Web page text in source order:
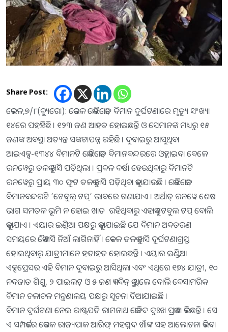
Share Post:
କେରଳ,୭/୮(ବ୍ୟୁରୋ): କେରଳ କୋଝିକୋଡ଼ ବିମାନ ଦୁର୍ଘଟଣାରେ ମୃତ୍ୟୁ ସଂଖ୍ୟା
୧୪ରେ ପହଞ୍ଚିଛି । ୧୨୩ ଜଣ ଆହତ ହୋଇଛନ୍ତି ଓ ସେମାନଙ୍କ ମଧ୍ୟରୁ ୧୫
ଜଣଙ୍କ ଅବସ୍ଥା ଅତ୍ୟନ୍ତ ସଙ୍କଟାପନ୍ନ ରହିଛି । ଦୁବାଇରୁ ଆସୁଥିବା
ଆଇଏକ୍ସ-୧୩୪୪ ବିମାନଟି କୋଝିକୋଡ଼ ବିମାନବନ୍ଦରରେ ଓହ୍ଲାଇବା ବେଳେ
ରନୱେରୁ ତଳକୁ ଖସି ପଡ଼ିଥିଲା । ପ୍ରବଳ ବର୍ଷା ହେଉଥିବାରୁ ବିମାନଟି
ରନୱେରୁ ପ୍ରାୟ ୩୦ ଫୁଟ ତଳକୁ ଖସି ପଡ଼ିଥିବା କୁହାଯାଉଛି । କୋଝିକୋଡ଼
ବିମାନବନ୍ଦରଟି ’ଟେବୁଲ୍ ଟପ୍‘ ଭାବରେ ଗଣାଯାଏ । ଅର୍ଥାତ୍ ରନୱେ ଶେଷ
ଭାଗ ସମତଳ ଭୂମି ନ ହୋଇ ଖାତ ରହିଥିବାରୁ ଏହାକୁ ଟେବୁଲ ଟପ୍ ବୋଲି
କୁହାଯାଏ । ଏୟାର ଇଣ୍ଡିଆ ପକ୍ଷରୁ କୁହାଯାଇଛି ଯେ ବିମାନ ଅବତରଣ
ସମୟରେ କୌଣସି ନିଆଁ ଲାଗିନାହିଁ । କେବଳ ତଳକୁ ଖସି ଦୁର୍ଘଟଣାଗ୍ରସ୍ତ
ହୋଇଥିବାରୁ ଯାତ୍ରୀମାନେ ହତାହତ ହୋଇଛନ୍ତି । ଏୟାର ଇଣ୍ଡିଆ
ଏକ୍ସପ୍ରେସର ଏହି ବିମାନ ଦୁବାଇରୁ ଆସିଥିଲା ଏବଂ ଏଥିରେ ୧୭୪ ଯାତ୍ରୀ, ୧୦
ନବଜାତ ଶିଶୁ, ୨ ପାଇଲଟ୍ ଓ ୫ ଜଣ କ୍ୟାବିନ୍ କ୍ରୁ ଥିଲେ ବୋଲି ବେସାମରିକ
ବିମାନ ଚଳାଚଳ ମନ୍ତ୍ରଣାଳୟ ପକ୍ଷରୁ ସୂଚନା ଦିଆଯାଇଛି ।
ବିମାନ ଦୁର୍ଘଟଣା ନେଇ ରାଷ୍ଟ୍ରପତି ରାମନାଥ କୋବିଦ ଦୁଃଖ ପ୍ରକାଶ କରିଛନ୍ତି । ସେ
ଏ ସମ୍ପର୍କରେ କେରଳ ରାଜ୍ୟପାଳ ଆରିଫ୍ ମହମ୍ମଦ ଖାଁଙ୍କ ସହ ଆଲୋଚନା କରିବା